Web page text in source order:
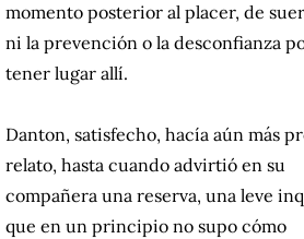
momento posterior al placer, de
ni la prevención o la desconfianza
tener lugar allí.
Danton, satisfecho, hacía aún más
relato, hasta cuando advirtió en su
compañera una reserva, una leve
que en un principio no supo cómo